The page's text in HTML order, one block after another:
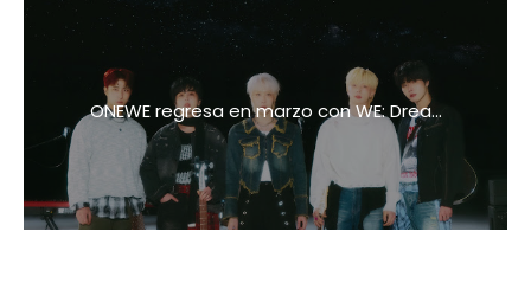
ONEWE regresa en marzo con WE: Drea...